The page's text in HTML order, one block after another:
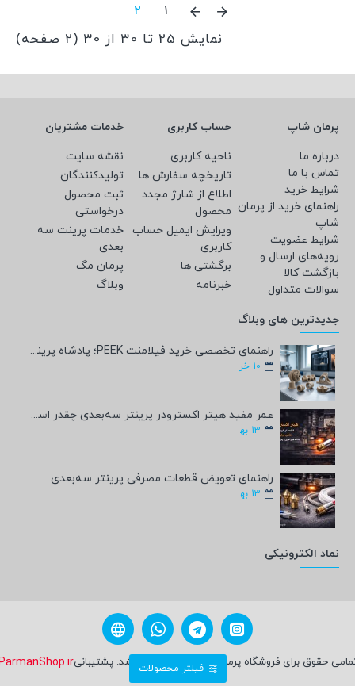
1
2
نمایش 25 تا 30 از 30 (2 صفحه)
پرمان شاپ
درباره ما
تماس با ما
شرایط خرید
راهنمای خرید از پرمان
شاپ
شرایط عضویت
رویه‌های ارسال و
بازگشت کالا
سوالات متداول
حساب کاربری
ناحیه کاربری
تاریخچه سفارش ها
اطلاع از شارژ مجدد
محصول
ویرایش ایمیل حساب
کاربری
برگشتی ها
خبرنامه
خدمات مشتریان
نقشه سایت
تولیدکنندگان
ثبت محصول
درخواستی
خدمات پرینت سه
بعدی
پرمان مگ
وبلاگ
جدیدترین های وبلاگ
راهنمای تخصصی خرید فیلامنت PEEK؛ پادشاه پرینت سه‌بعدی صنعتی و پزشکی + مشخصات فنی
10 خر
عمر مفید هیتر اکسترودر پرینتر سه‌بعدی چقدر است؟
13 به‍
راهنمای تعویض قطعات مصرفی پرینتر سه‌بعدی
13 به‍
نماد الکترونیکی
حقوق برای فروشگاه پرمان شاپ محفوظ می باشد. پشتیبانی
فیلتر محصولات